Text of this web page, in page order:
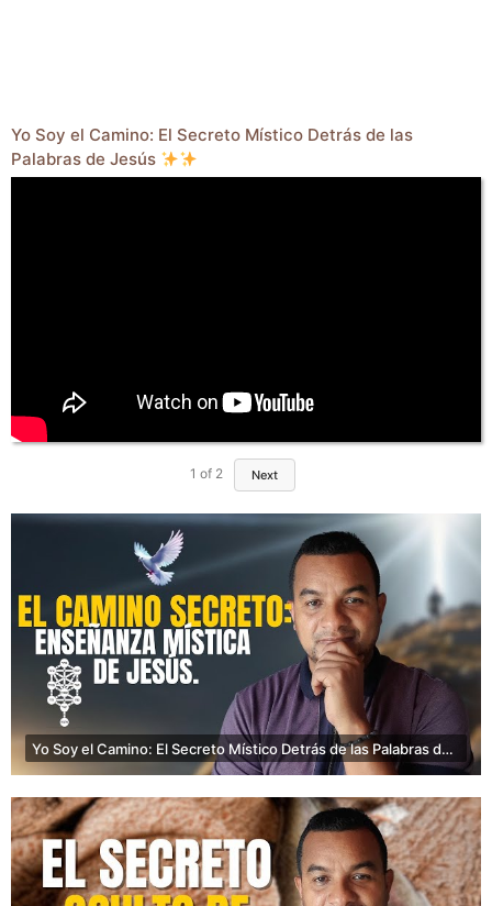
Yo Soy el Camino: El Secreto Místico Detrás de las
Palabras de Jesús
1 of 2 Next
Yo Soy el Camino: El Secreto Místico Detrás de las Palabras de Jesús